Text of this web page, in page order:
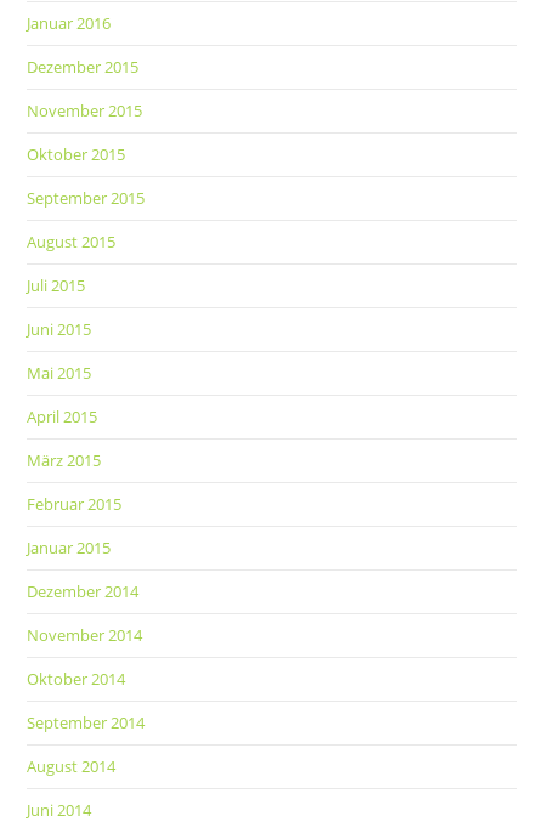
Januar 2016
Dezember 2015
November 2015
Oktober 2015
September 2015
August 2015
Juli 2015
Juni 2015
Mai 2015
April 2015
März 2015
Februar 2015
Januar 2015
Dezember 2014
November 2014
Oktober 2014
September 2014
August 2014
Juni 2014